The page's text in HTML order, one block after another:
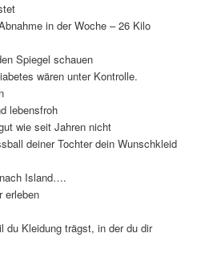
in der Woche – 26 Kilo
Spiegel schauen
wären unter Kontrolle.
lebensfroh
wie seit Jahren nicht
deiner Tochter dein Wunschkleid
Island….
erleben
du Kleidung trägst, in der du dir